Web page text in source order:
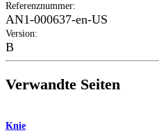
Referenznummer:
AN1-000637-en-US
Version:
B
Verwandte Seiten
Knie